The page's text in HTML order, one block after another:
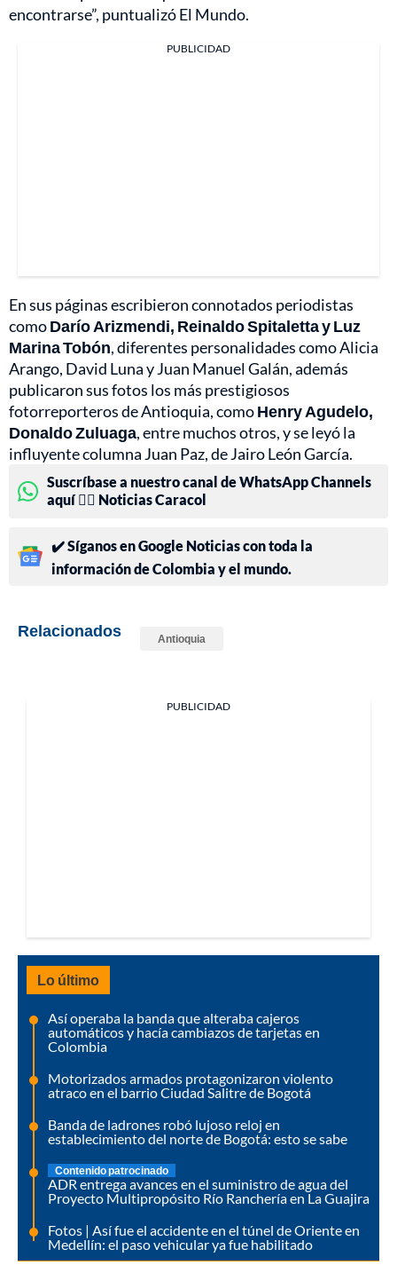
encontrarse”, puntualizó El Mundo.
PUBLICIDAD
En sus páginas escribieron connotados periodistas
comoDarío Arizmendi, Reinaldo Spitaletta y Luz
Marina Tobón, diferentes personalidades como Alicia
Arango, David Luna y Juan Manuel Galán, además
publicaron sus fotos los más prestigiosos
fotorreporteros de Antioquia, comoHenry Agudelo,
Donaldo Zuluaga, entre muchos otros, y se leyó la
influyente columna Juan Paz, de Jairo León García.
Suscríbase a nuestro canal de WhatsApp Channels
aquí 👉🏻 Noticias Caracol
✔️ Síganos en Google Noticias con toda la
información de Colombia y el mundo.
Relacionados Antioquia
PUBLICIDAD
Lo último
Así operaba la banda que alteraba cajeros
automáticos y hacía cambiazos de tarjetas en
Colombia
Motorizados armados protagonizaron violento
atraco en el barrio Ciudad Salitre de Bogotá
Banda de ladrones robó lujoso reloj en
establecimiento del norte de Bogotá: esto se sabe
Contenido patrocinado
ADR entrega avances en el suministro de agua del
Proyecto Multipropósito Río Ranchería en La Guajira
Fotos | Así fue el accidente en el túnel de Oriente en
Medellín: el paso vehicular ya fue habilitado